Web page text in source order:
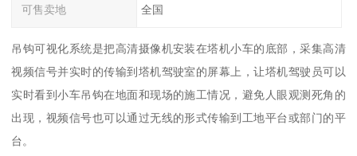
可售卖地 全国
吊钩可视化系统是把高清摄像机安装在塔机小车的底部，采集高清
视频信号并实时的传输到塔机驾驶室的屏幕上，让塔机驾驶员可以
实时看到小车吊钩在地面和现场的施工情况，避免人眼观测死角的
出现，视频信号也可以通过无线的形式传输到工地平台或部门的平
台。